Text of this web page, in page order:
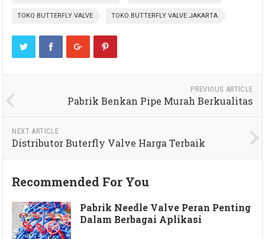
TOKO BUTTERFLY VALVE TOKO BUTTERFLY VALVE JAKARTA
PREVIOUS ARTICLE
Pabrik Benkan Pipe Murah Berkualitas
NEXT ARTICLE
Distributor Buterfly Valve Harga Terbaik
Recommended For You
Pabrik Needle Valve Peran Penting
Dalam Berbagai Aplikasi